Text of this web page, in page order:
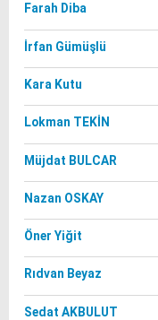
Farah Diba
İrfan Gümüşlü
Kara Kutu
Lokman TEKİN
Müjdat BULCAR
Nazan OSKAY
Öner Yiğit
Rıdvan Beyaz
Sedat AKBULUT